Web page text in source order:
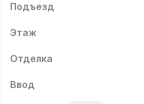
Подъезд
Этаж
Отделка
Ввод